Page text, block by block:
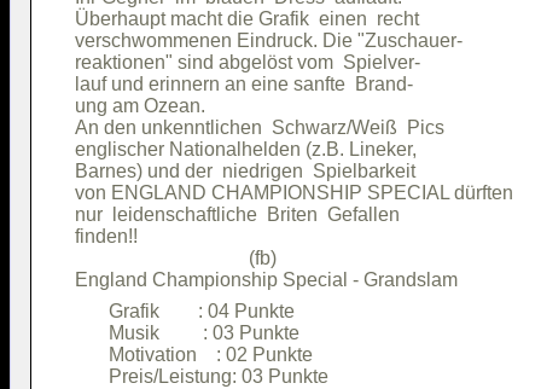
Überhaupt macht die Grafik  einen  recht
verschwommenen Eindruck. Die "Zuschauer-
reaktionen" sind abgelöst vom  Spielver-
lauf und erinnern an eine sanfte  Brand-
ung am Ozean.
An den unkenntlichen  Schwarz/Weiß  Pics
englischer Nationalhelden (z.B. Lineker,
Barnes) und der  niedrigen  Spielbarkeit
von ENGLAND CHAMPIONSHIP SPECIAL dürften
nur  leidenschaftliche  Briten  Gefallen
finden!!
                                    (fb)
       Grafik        : 04 Punkte
       Musik         : 03 Punkte
       Motivation    : 02 Punkte
       Preis/Leistung: 03 Punkte